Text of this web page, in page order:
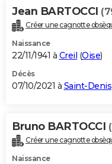
Jean BARTOCCI
Créer une cagnotte
Naissance
22/11/1941 à Creil (Oise)
Décès
07/10/2021 à Saint-Denis
Bruno BARTOCCI
Créer une cagnotte
Naissance